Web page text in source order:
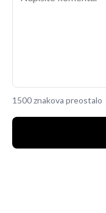
1500 znakova preostalo